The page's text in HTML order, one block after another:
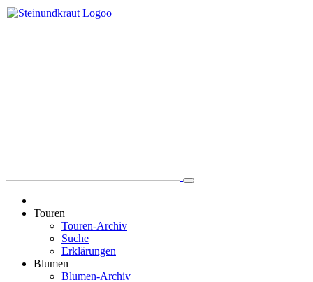
Touren
Touren-Archiv
Suche
Erklärungen
Blumen
Blumen-Archiv